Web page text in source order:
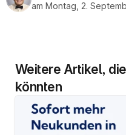
am Montag, 2.
Weitere Artikel,
könnten